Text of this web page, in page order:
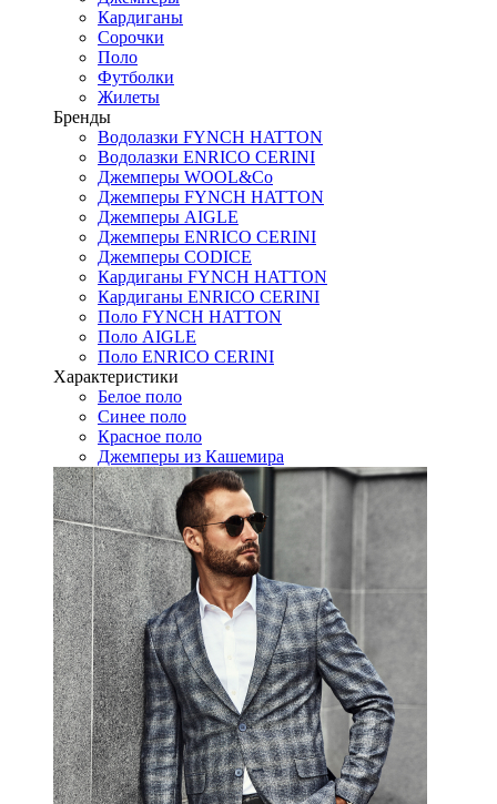
Кардиганы
Сорочки
Поло
Футболки
Жилеты
Бренды
Водолазки FYNCH HATTON
Водолазки ENRICO CERINI
Джемперы WOOL&Co
Джемперы FYNCH HATTON
Джемперы AIGLE
Джемперы ENRICO CERINI
Джемперы CODICE
Кардиганы FYNCH HATTON
Кардиганы ENRICO CERINI
Поло FYNCH HATTON
Поло AIGLE
Поло ENRICO CERINI
Характеристики
Белое поло
Синее поло
Красное поло
Джемперы из Кашемира